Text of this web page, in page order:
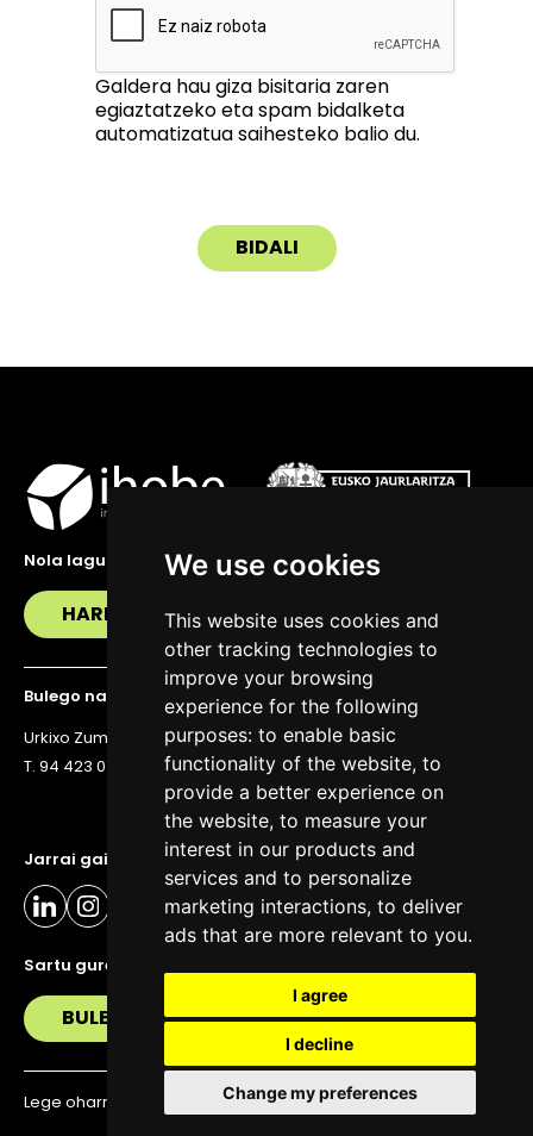
We use cookies
This website uses cookies and
other tracking technologies to
improve your browsing
experience for the following
purposes: to enable basic
functionality of the website, to
provide a better experience on
the website, to measure your
interest in our products and
services and to personalize
marketing interactions, to deliver
ads that are more relevant to you.
I agree
I decline
Change my preferences
Galdera hau giza bisitaria zaren
egiaztatzeko eta spam bidalketa
automatizatua saihesteko balio du.
Jarrai gaitzazu eguneratuta egoteko
Sartu gure buletinera
BULETIN
Nola lagundu zaitzakegu?
HARREMANETAN JARRI
Bulego nagusia
Urkixo Zumarkalea 36, 6. solairua, 48011 Bilbo
T. 94 423 07 43
Lege oharra
Pribatutasun politika